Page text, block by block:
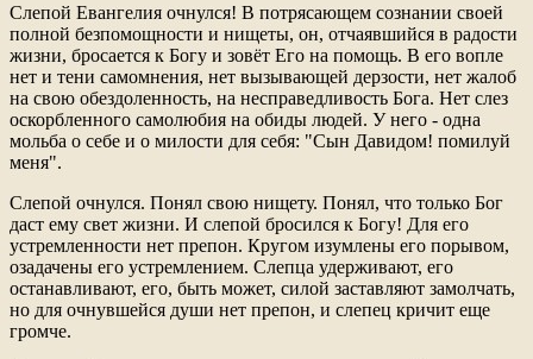
Слепой Евангелия очнулся! В потрясающем сознании своей
полной безпомощности и нищеты, он, отчаявшийся в радости
жизни, бросается к Богу и зовёт Его на помощь. В его вопле
нет и тени самомнения, нет вызывающей дерзости, нет жалоб
на свою обездоленность, на несправедливость Бога. Нет слез
оскорбленного самолюбия на обиды людей. У него - одна
мольба о себе и о милости для себя: "Сын Давидом! помилуй
меня".
Слепой очнулся. Понял свою нищету. Понял, что только Бог
даст ему свет жизни. И слепой бросился к Богу! Для его
устремленности нет препон. Кругом изумлены его порывом,
озадачены его устремлением. Слепца удерживают, его
останавливают, его, быть может, силой заставляют замолчать,
но для очнувшейся души нет препон, и слепец кричит еще
громче.